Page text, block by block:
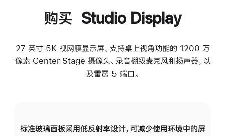
购买 Studio Display
27 英寸 5K 视网膜显示屏、支持桌上视角功能的 1200 万
像素 Center Stage 摄像头、录音棚级麦克风和扬声器，以
及雷雳 5 端口。
标准玻璃面板采用低反射率设计，可减少使用环境中的屏